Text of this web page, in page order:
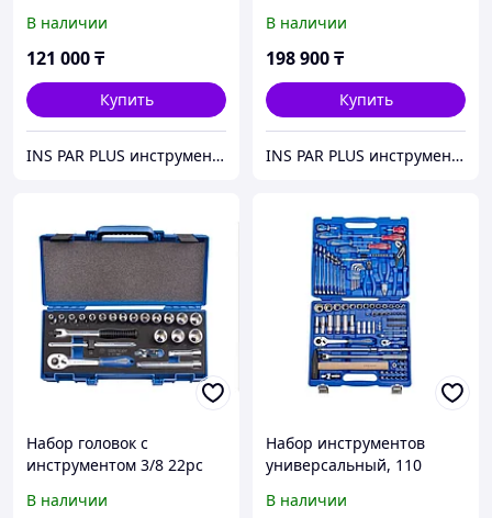
7085MR
В наличии
121 000₸
Купить
INS PAR PLUS инструмент профессиональный
В наличии
198 900₸
Купить
INS PAR PLUS инструмент профессиональный
Набор головок с
инструментом 3/8 22pc
В наличии
Набор инструментов
универсальный, 110
7010MR
В наличии